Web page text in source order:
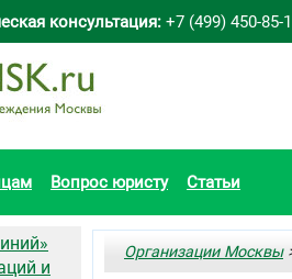
консультация: +7 (499) 450-85-
Вопрос юристу Статьи
Организации Москвы
и